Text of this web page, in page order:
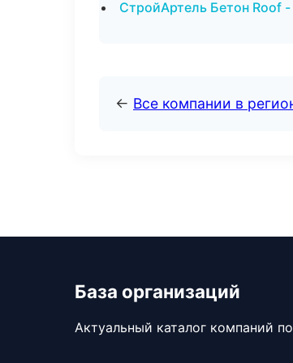
СтройАртель Бетон Roof
← Все компании в
База организаций
Актуальный каталог компаний